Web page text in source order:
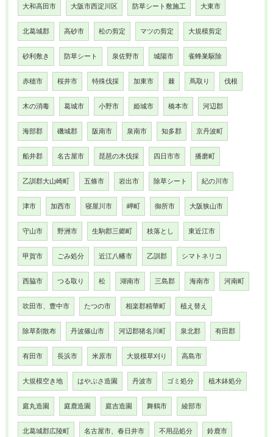
大和高田市 大阪市西淀川区 防草シート敷施工 大東市
北葛城郡 高砂市 松の剪定 マツの剪定 大規模剪定
砂利敷き 防草シート 泉佐野市 城陽市 雀蜂巣駆除
赤穂市 桜井市 特殊伐採 加東市 棘 蔦取り 伐根
木の消毒 葛城市 小野市 姫城市 橋本市 河辺郡
海部郡 磯城郡 阪南市 泉南市 知多郡 京丹波町
船井郡 名古屋市 琵琶の木伐採 四日市市 播磨町
乙訓郡大山崎町 五條市 岩出市 除草シート 紀の川市
津市 加西市 寝屋川市 岬町 御所市 大阪狭山市
守山市 野洲市 生駒郡三郷町 枝落とし 東近江市
甲賀市 ごみ処分 近江八幡市 乙訓郡 シマトネリコ
西脇市 つる取り 松 湖南市 三島郡 海南市 河南町
吹田市、豊中市 たつの市 相楽郡精華町 植え替え
除草剤散布 丹波篠山市 河辺郡猪名川町 泉北郡 有田郡
有田市 長浜市 米原市 大規模草刈り 高島市
大規模空き地 はやぶさ造園 丹波市 ゴミ処分 植木鉢処分
庭丸造園 庭鹿造園 庭吉造園 舞鶴市 綾部市
北葛城郡広陵町 名古屋市、春日井市 不用品処分 鈴鹿市